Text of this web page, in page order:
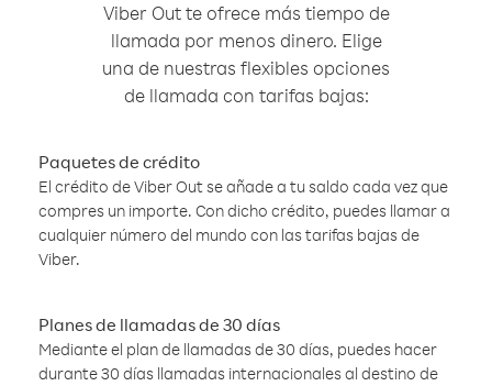
Viber Out te ofrece más tiempo de
llamada por menos dinero. Elige
una de nuestras flexibles opciones
de llamada con tarifas bajas:
Paquetes de crédito
El crédito de Viber Out se añade a tu saldo cada vez que
compres un importe. Con dicho crédito, puedes llamar a
cualquier número del mundo con las tarifas bajas de
Viber.
Planes de llamadas de 30 días
Mediante el plan de llamadas de 30 días, puedes hacer
durante 30 días llamadas internacionales al destino de